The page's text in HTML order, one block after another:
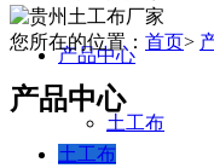
产品中心
土工布
您所在的位置： 首页>
产品中心
土工布